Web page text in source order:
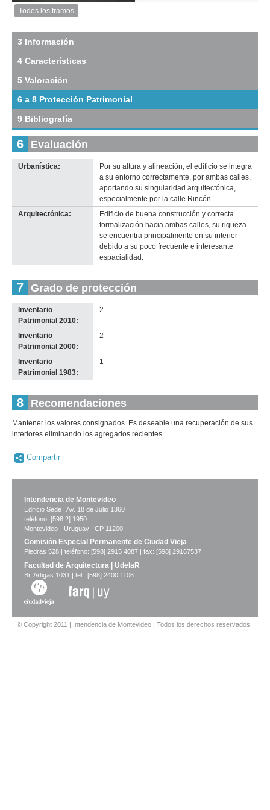
Anterior Pausa Siguiente
Imagen
tramo:
(Pa
Descargar
original
Todos los tramos
Rincón (Rin 8)
Descarga tamaño completo
3 Información
4 Características
5 Valoración
6 a 8 Protección Patrimonial
9 Bibliografía
6 Evaluación
Urbanística:
Por su altura y alineación, el edificio se integra
a su entorno correctamente, por ambas calles,
aportando su singularidad arquitectónica,
especialmente por la calle Rincón.
Arquitectónica:
Edificio de buena construcción y correcta
formalización hacia ambas calles, su riqueza
se encuentra principalmente en su interior
debido a su poco frecuente e interesante
espacialidad.
7 Grado de protección
Inventario
Patrimonial 2010:
2
Inventario
Patrimonial 2000:
2
Inventario
Patrimonial 1983:
1
8 Recomendaciones
Mantener los valores consignados. Es deseable una recuperación de sus
interiores eliminando los agregados recientes.
Compartir
Intendencia de Montevideo
Edificio Sede | Av. 18 de Julio 1360
teléfono: [598 2] 1950
Montevideo - Uruguay | CP 11200
Comisión Especial Permanente de Ciudad Vieja
Piedras 528 | teléfono: [598] 2915 4087 | fax: [598] 29167537
Facultad de Arquitectura | UdelaR
Br. Artigas 1031 | tel.: [598] 2400 1106
© Copyright 2011 | Intendencia de Montevideo | Todos los derechos reservados